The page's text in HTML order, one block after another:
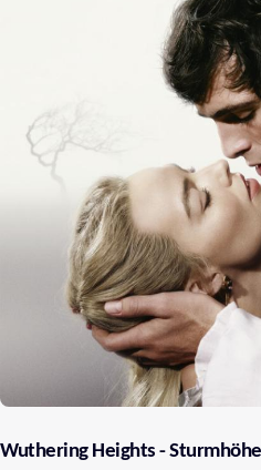
Wuthering Heights - Sturmhöhe